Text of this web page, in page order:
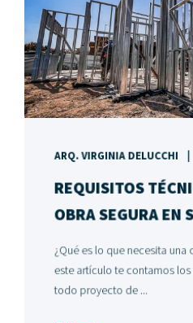
ARQ. VIRGINIA DELUCCHI
REQUISITOS
OBRA SEGURA EN
¿Qué es lo que necesita una
este artículo te contamos
todo proyecto de ...